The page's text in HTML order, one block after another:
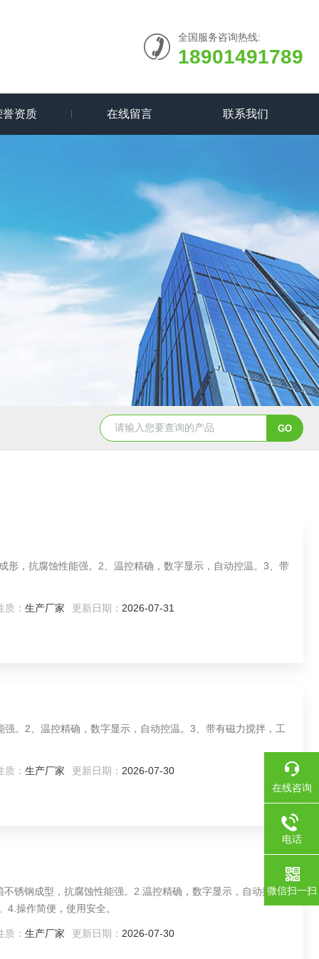
全国服务咨询热线:
18901491789
誉资质 在线留言 联系我们
形，抗腐蚀性能强。2、温控精确，数字显示，自动控温。3、带
质： 生产厂家 更新日期： 2026-07-31
。2、温控精确，数字显示，自动控温。3、带有磁力搅拌，工
质： 生产厂家 更新日期： 2026-07-30
锈钢成型，抗腐蚀性能强。2.温控精确，数字显示，自动控
操作简便，使用安全。
质： 生产厂家 更新日期： 2026-07-30
在线咨询
电话
微信扫一扫